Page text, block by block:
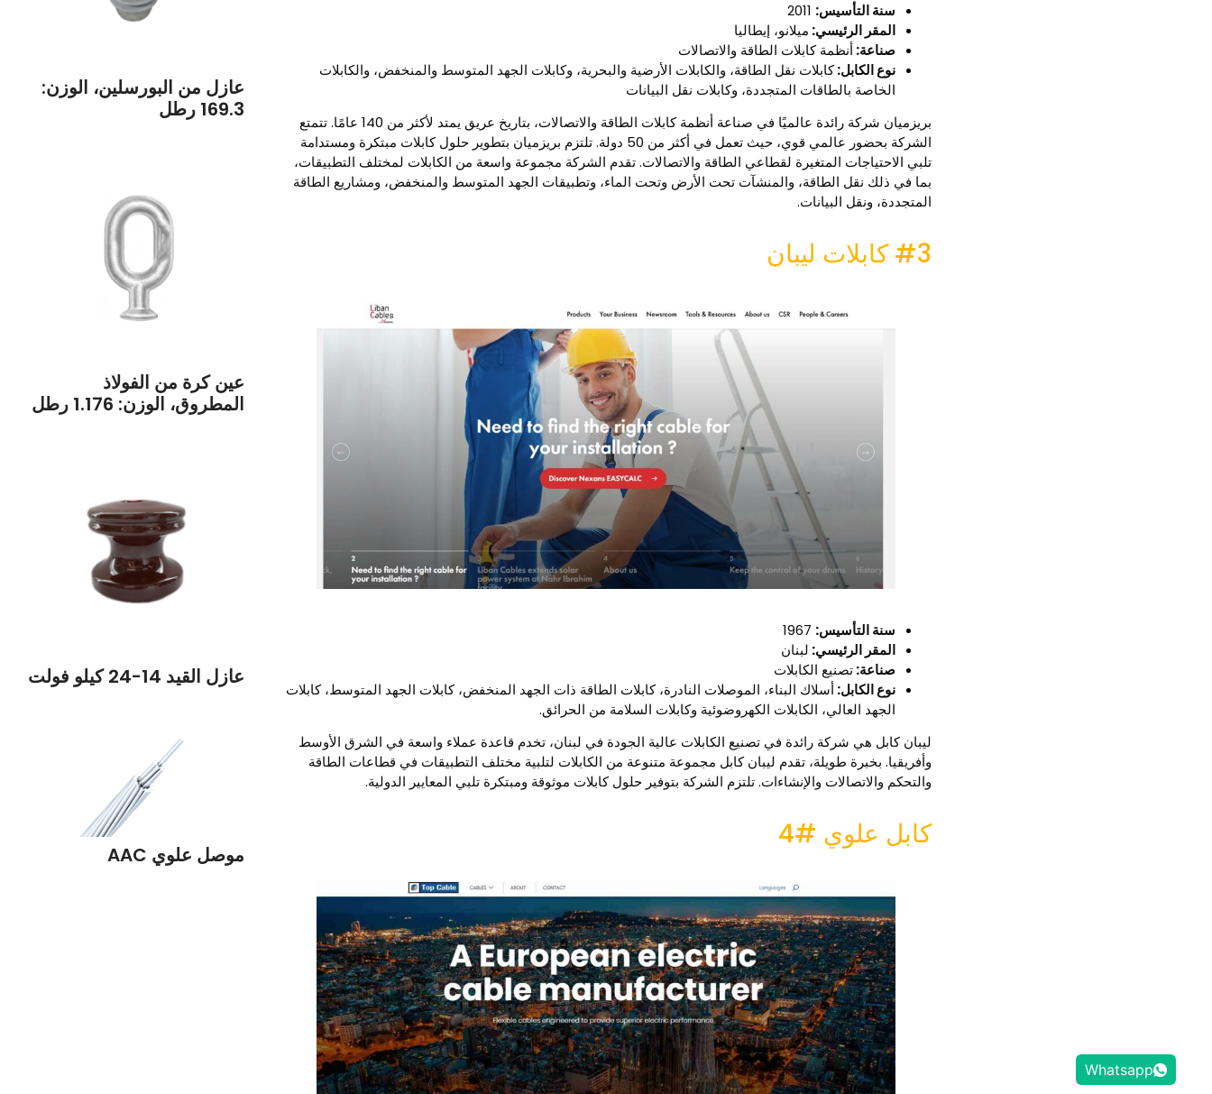
سنة التأسيس:
المقر الرئيسي: ميلانو، إيطاليا
صناعة:أنظمة كابلات الطاقة والاتصالات
نوع الكابل:كابلات نقل الطاقة، والكابلات الأرضية والبحرية، وكابلات الجهد المتوسط والمنخفض، والكابلات
الخاصة بالطاقات المتجددة، وكابلات نقل البيانات
بريزميان شركة رائدة عالميًا في صناعة أنظمة كابلات الطاقة والاتصالات، بتاريخ عريق يمتد لأكثر من 140 عامًا. تتمتع
الشركة بحضور عالمي قوي، حيث تعمل في أكثر من 50 دولة. تلتزم بريزميان بتطوير حلول كابلات مبتكرة ومستدامة
تلبي الاحتياجات المتغيرة لقطاعي الطاقة والاتصالات. تقدم الشركة مجموعة واسعة من الكابلات لمختلف التطبيقات،
بما في ذلك نقل الطاقة، والمنشآت تحت الأرض وتحت الماء، وتطبيقات الجهد المتوسط والمنخفض، ومشاريع الطاقة
المتجددة، ونقل البيانات.
#3 كابلات ليبان
سنة التأسيس:
المقر الرئيسي: لبنان
صناعة:تصنيع الكابلات
نوع الكابل:أسلاك البناء، الموصلات النادرة، كابلات الطاقة ذات الجهد المنخفض، كابلات الجهد المتوسط، كابلات
الجهد العالي، الكابلات الكهروضوئية وكابلات السلامة من الحرائق.
ليبان كابل هي شركة رائدة في تصنيع الكابلات عالية الجودة في لبنان، تخدم قاعدة عملاء واسعة في الشرق الأوسط
وأفريقيا. بخبرة طويلة، تقدم ليبان كابل مجموعة متنوعة من الكابلات لتلبية مختلف التطبيقات في قطاعات الطاقة
والتحكم والاتصالات والإنشاءات. تلتزم الشركة بتوفير حلول كابلات موثوقة ومبتكرة تلبي المعايير الدولية.
كابل علوي #4
عازل من البورسلين، الوزن:
169.3 رطل
عين كرة من الفولاذ
المطروق، الوزن: 1.176 رطل
عازل القيد 14-24 كيلو فولت
موصل علوي AAC
Whatsapp